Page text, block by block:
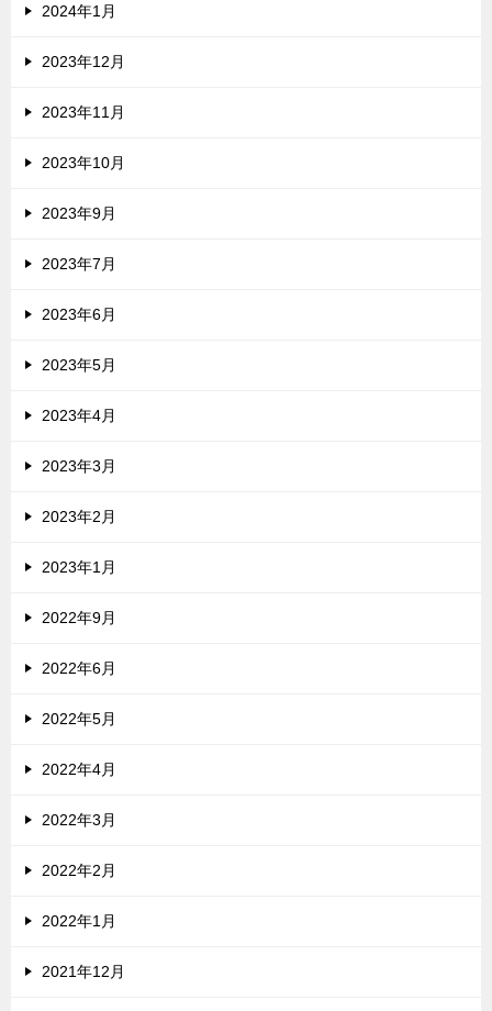
2024年1月
2023年12月
2023年11月
2023年10月
2023年9月
2023年7月
2023年6月
2023年5月
2023年4月
2023年3月
2023年2月
2023年1月
2022年9月
2022年6月
2022年5月
2022年4月
2022年3月
2022年2月
2022年1月
2021年12月